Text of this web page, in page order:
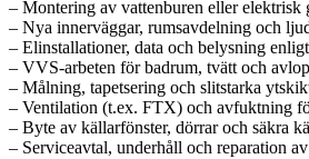
– Montering av vattenburen eller elektrisk
– Nya innerväggar, rumsavdelning och
– Elinstallationer, data och belysning
– VVS-arbeten för badrum, tvätt och
– Målning, tapetsering och slitstarka
– Ventilation (t.ex. FTX) och avfuktning
– Byte av källarfönster, dörrar och säkra
– Serviceavtal, underhåll och reparation